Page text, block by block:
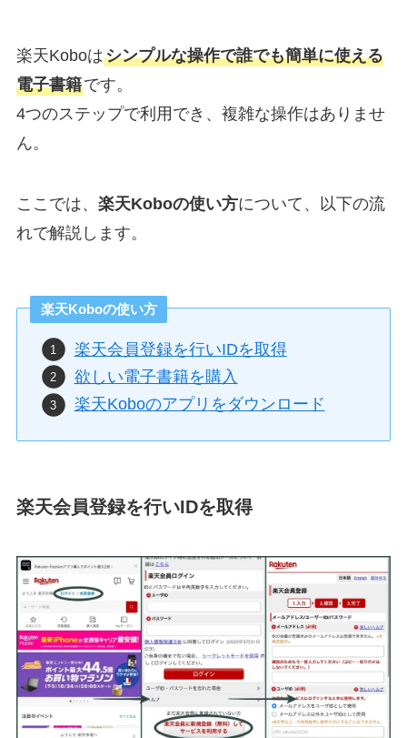
楽天Koboはシンプルな操作で誰でも簡単に使える
電子書籍です。
4つのステップで利用でき、複雑な操作はありませ
ん。
ここでは、 楽天Koboの使い方について、以下の流
れで解説します。
楽天Koboの使い方
楽天会員登録を行いIDを取得
欲しい電子書籍を購入
楽天Koboのアプリをダウンロード
楽天会員登録を行いIDを取得